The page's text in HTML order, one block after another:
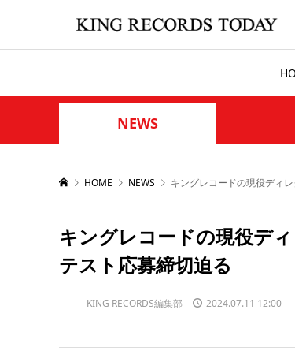
NEWS
HOME NEWS キングレコードの現役ディ
キングレコードの現役デ
テスト応募締切迫る
KING RECORDS編集部 2024.07.11 12:00